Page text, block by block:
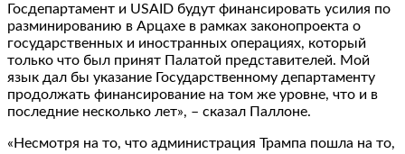
Госдепартамент и USAID будут финансировать усилия по
разминированию в Арцахе в рамках законопроекта о
государственных и иностранных операциях, который
только что был принят Палатой представителей. Мой
язык дал бы указание Государственному департаменту
продолжать финансирование на том же уровне, что и в
последние несколько лет», – сказал Паллоне.
«Несмотря на то, что администрация Трампа пошла на то,